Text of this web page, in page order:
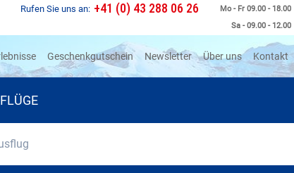
Mo - Fr 09.00 - 18.00
Sa - 09.00 - 12.00
Rufen Sie uns an: +41 (0) 43 288 06 26
Geschenkgutschein Newsletter Über uns Kontakt